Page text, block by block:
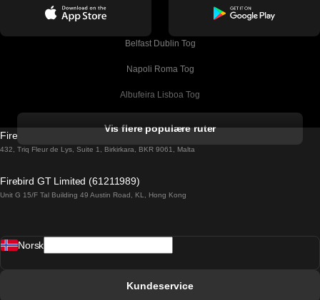
Belfast Dublin Tog
Napoli Roma Tog
Albufeira Lisboa Tog
Barcelona Madrid Tog
Barcelona Sevilla Tog
Vis flere populære ruter
Firebird GT Limited (OC 1451)
432, Triq Fleur de Lys, Suite 1, Birkirkara, BKR 9061, Malta
Firebird GT Limited (61211989)
Unit G 15/F Tal Building 49 Austin Road, KL, Hong Kong
Norsk
Kundeservice